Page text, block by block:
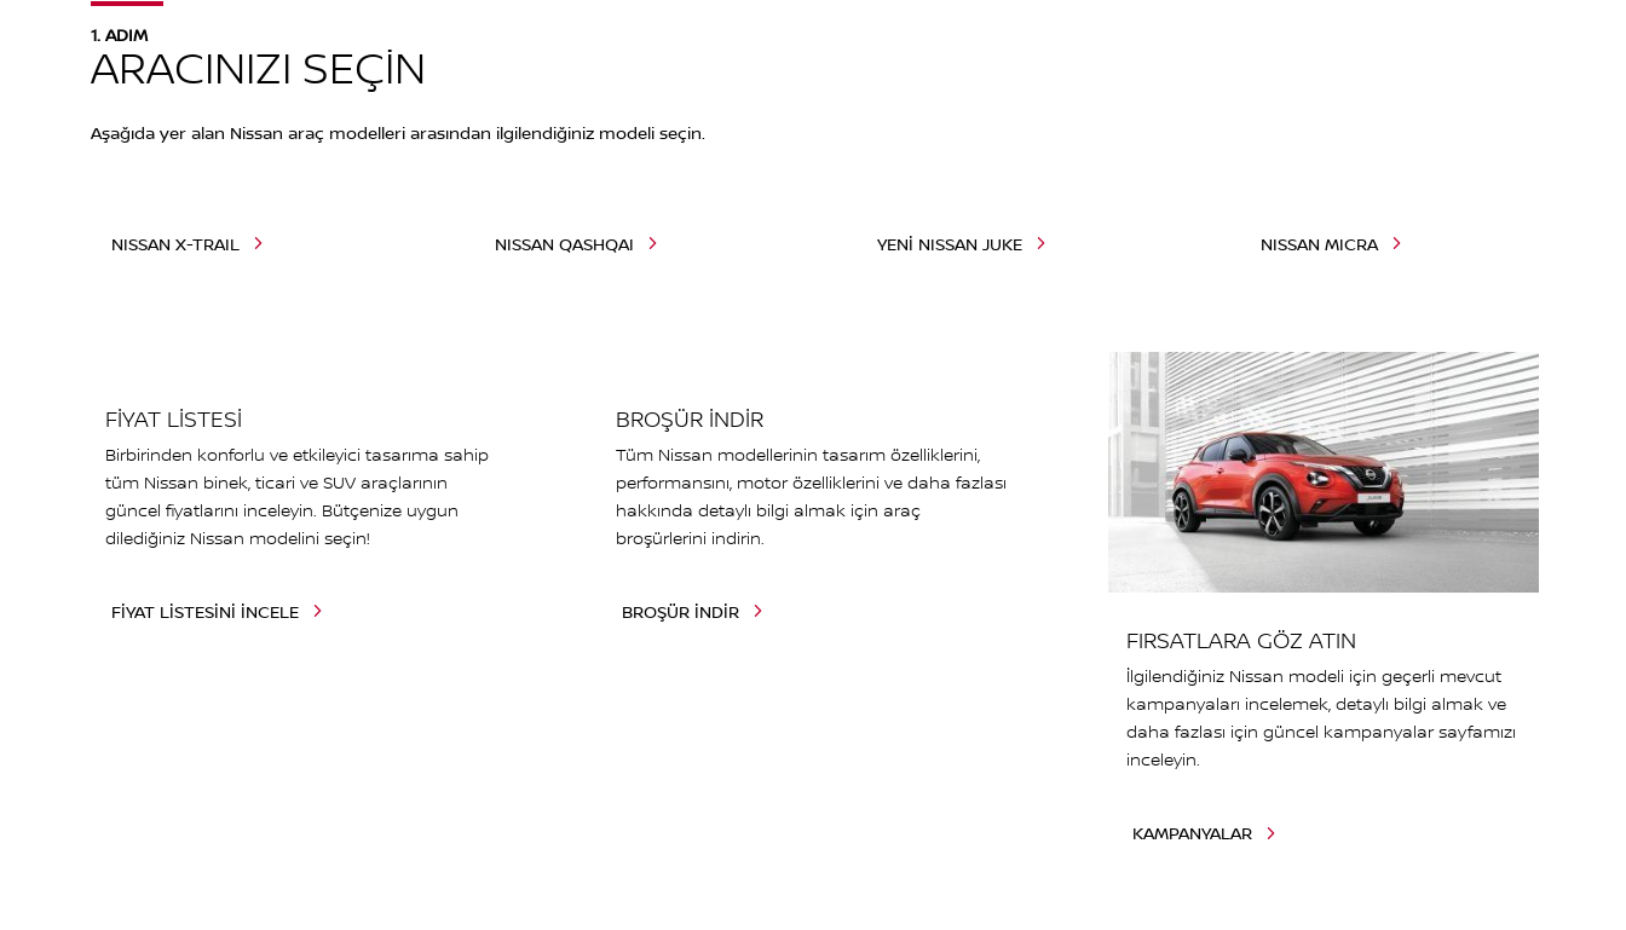
1. ADIM
ARACINIZI SEÇİN
Aşağıda yer alan Nissan araç modelleri arasından ilgilendiğiniz modeli seçin.
NISSAN X-TRAIL NISSAN QASHQAI YENİ NISSAN JUKE NISSAN MICRA
FİYAT LİSTESİ
Birbirinden konforlu ve etkileyici tasarıma sahip
tüm Nissan binek, ticari ve SUV araçlarının
güncel fiyatlarını inceleyin. Bütçenize uygun
dilediğiniz Nissan modelini seçin!
FİYAT LİSTESİNİ İNCELE
BROŞÜR İNDİR
Tüm Nissan modellerinin tasarım özelliklerini,
performansını, motor özelliklerini ve daha fazlası
hakkında detaylı bilgi almak için araç
broşürlerini indirin.
BROŞÜR İNDİR
FIRSATLARA GÖZ ATIN
İlgilendiğiniz Nissan modeli için geçerli mevcut
kampanyaları incelemek, detaylı bilgi almak ve
daha fazlası için güncel kampanyalar sayfamızı
inceleyin.
KAMPANYALAR